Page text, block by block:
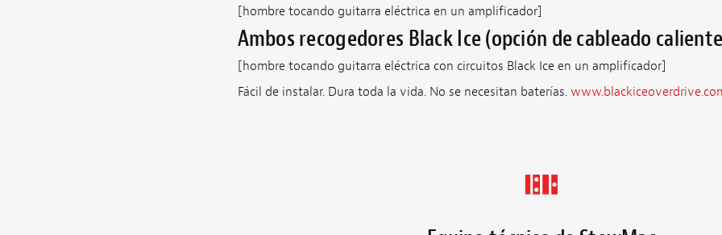
[hombre tocando guitarra eléctrica en un amplificador]
Ambos recogedores Black Ice (opción de cableado
[hombre tocando guitarra eléctrica con circuitos Black Ice en un amplificador]
Fácil de instalar. Dura toda la vida. No se necesitan baterías.